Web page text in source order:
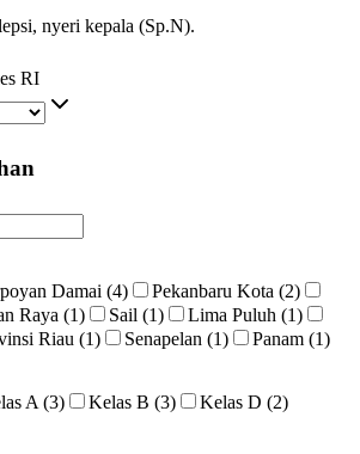
nyeri kepala (Sp.N).
RI
Damai (4)
Pekanbaru Kota (2)
Raya (1) Sail (1)
Lima Puluh (1)
Riau (1)
Senapelan (1) Panam (1)
A (3) Kelas B (3) Kelas D (2)